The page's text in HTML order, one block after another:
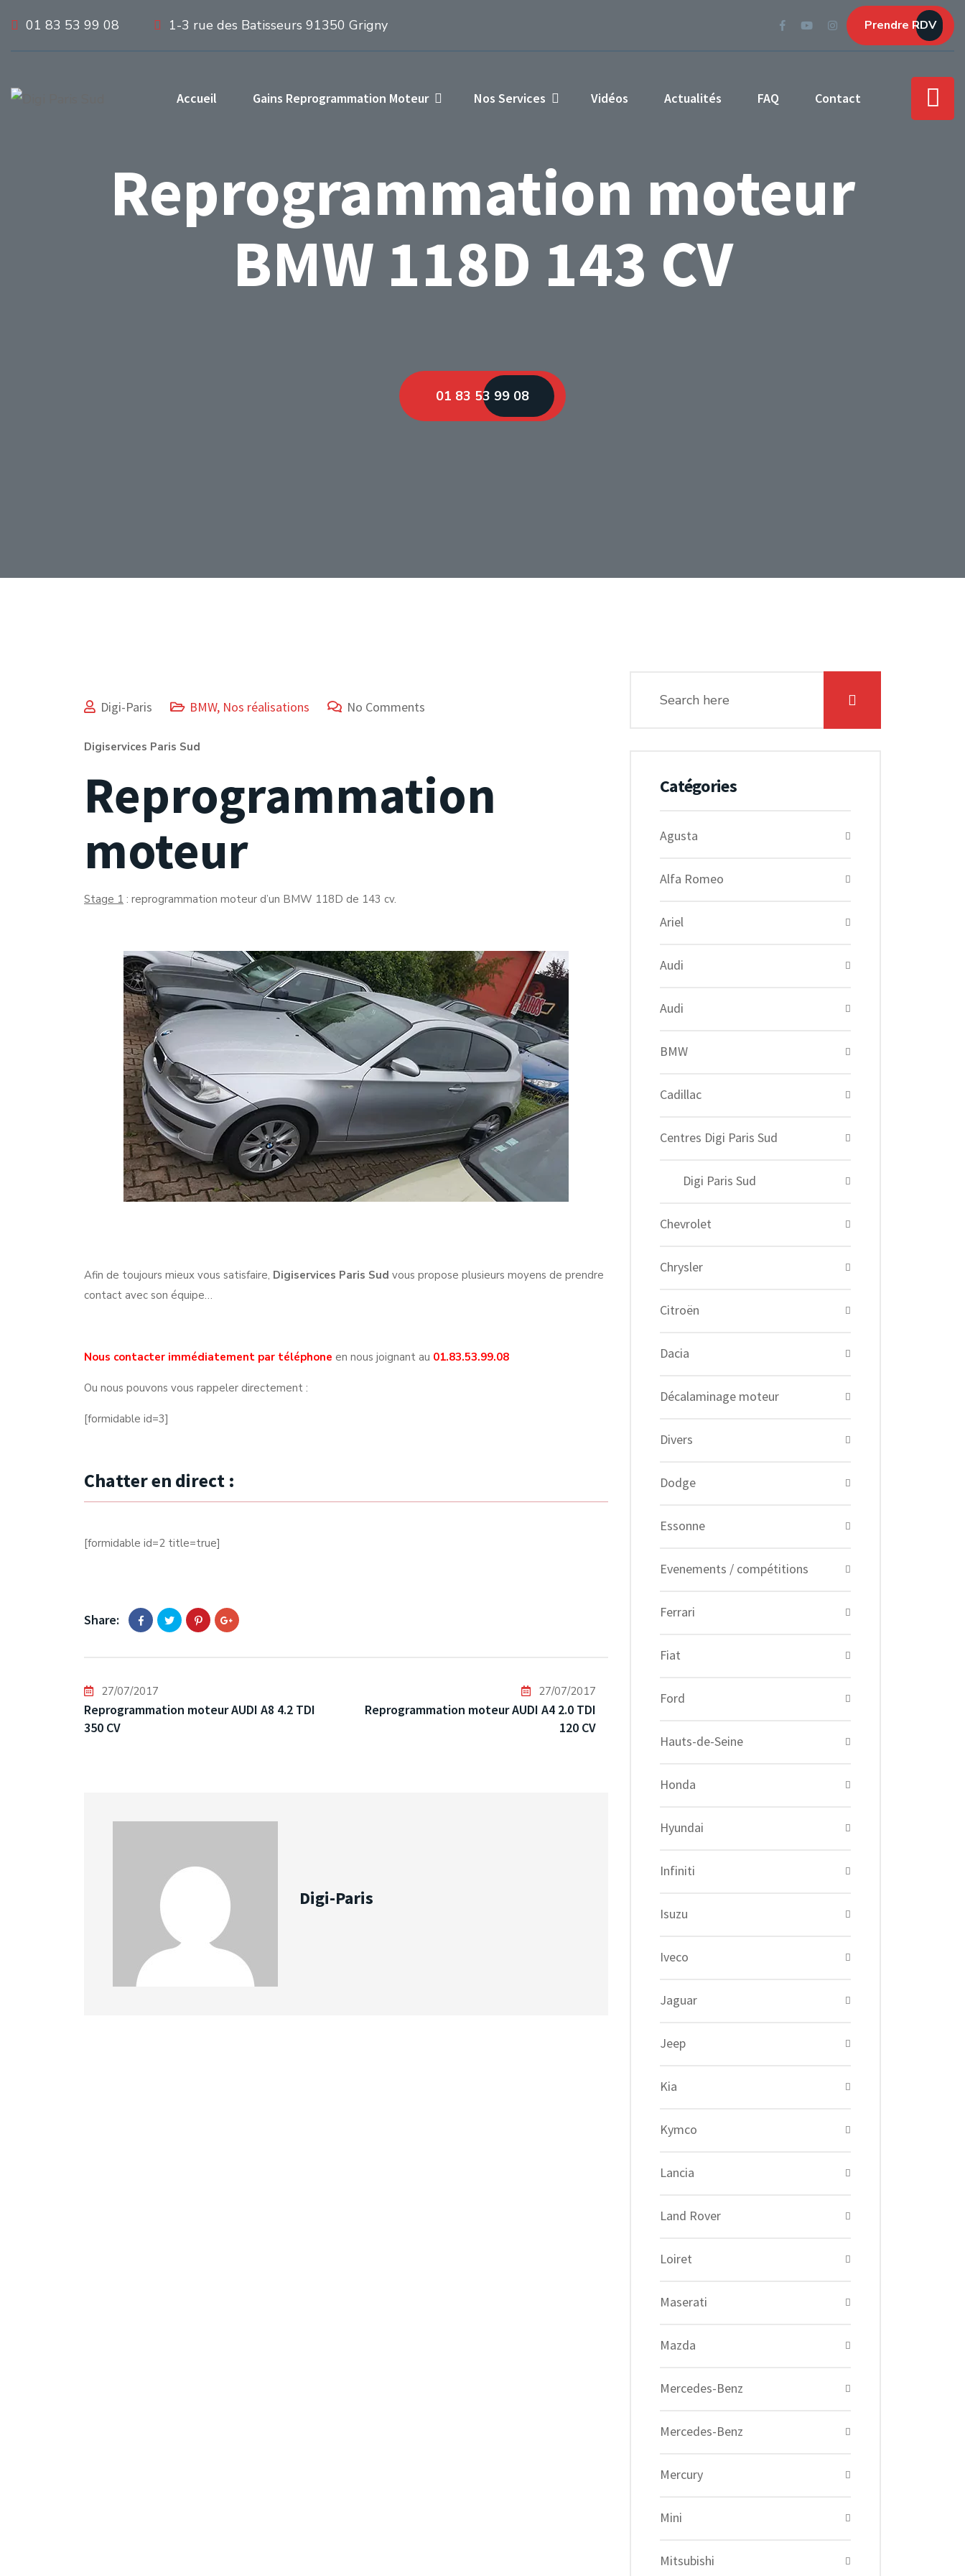
01 83 53 99 08 1-3 rue des Batisseurs 91350 Grigny Prendre RDV
Accueil Gains Reprogrammation Moteur Nos Services Vidéos Actualités FAQ Contact
Reprogrammation moteur
BMW 118D 143 CV
01 83 53 99 08
Digi-Paris BMW, Nos réalisations No Comments
Digiservices Paris Sud
Reprogrammation
moteur
Stage 1 : reprogrammation moteur d’un BMW 118D de 143 cv.
Afin de toujours mieux vous satisfaire, Digiservices Paris Sud vous propose plusieurs moyens de prendre
contact avec son équipe…
Nous contacter immédiatement par téléphone en nous joignant au 01.83.53.99.08
Ou nous pouvons vous rappeler directement :
[formidable id=3]
Chatter en direct :
[formidable id=2 title=true]
Share:
27/07/2017
Reprogrammation moteur AUDI A8 4.2 TDI
350 CV
27/07/2017
Reprogrammation moteur AUDI A4 2.0 TDI
120 CV
Digi-Paris
Catégories
Agusta
Alfa Romeo
Ariel
Audi
Audi
BMW
Cadillac
Centres Digi Paris Sud
Digi Paris Sud
Chevrolet
Chrysler
Citroën
Dacia
Décalaminage moteur
Divers
Dodge
Essonne
Evenements / compétitions
Ferrari
Fiat
Ford
Hauts-de-Seine
Honda
Hyundai
Infiniti
Isuzu
Iveco
Jaguar
Jeep
Kia
Kymco
Lancia
Land Rover
Loiret
Maserati
Mazda
Mercedes-Benz
Mercedes-Benz
Mercury
Mini
Mitsubishi